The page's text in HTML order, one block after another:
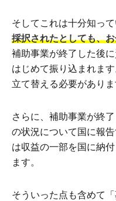
そしてこれは十分知っ
採択されたとしても、
補助事業が終了した後
はじめて振り込まれま
立て替える必要がありま
さらに、補助事業が終
の状況について国に報
は収益の一部を国に納
ます。
そういった点も含めて